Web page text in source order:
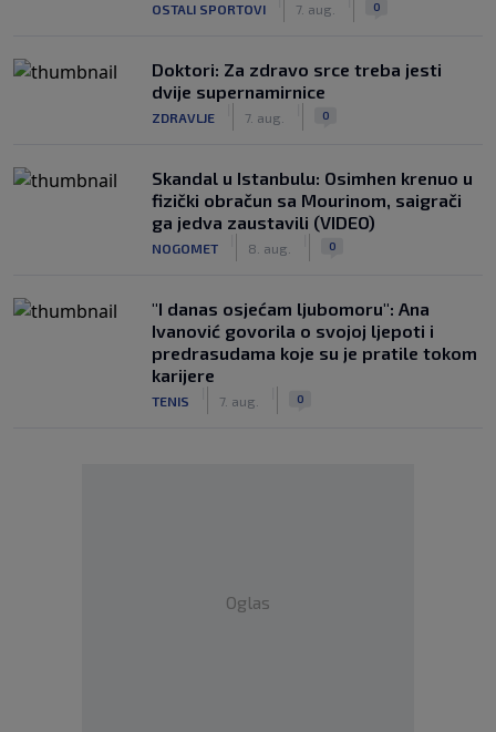
OSTALI SPORTOVI 7. aug. 0
Doktori: Za zdravo srce treba jesti
dvije supernamirnice
ZDRAVLJE 7. aug. 0
Skandal u Istanbulu: Osimhen krenuo u
fizički obračun sa Mourinom, saigrači
ga jedva zaustavili (VIDEO)
NOGOMET 8. aug. 0
"I danas osjećam ljubomoru": Ana
Ivanović govorila o svojoj ljepoti i
predrasudama koje su je pratile tokom
karijere
TENIS 7. aug. 0
Oglas